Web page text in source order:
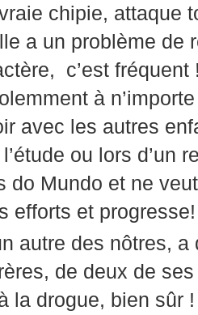
chipie, attaque
a un problème de
c’est
à
avec les autres
ou lors d’un
do Mundo et ne
efforts et progresse!
autre des nôtres, a
de deux de
la drogue, bien sûr